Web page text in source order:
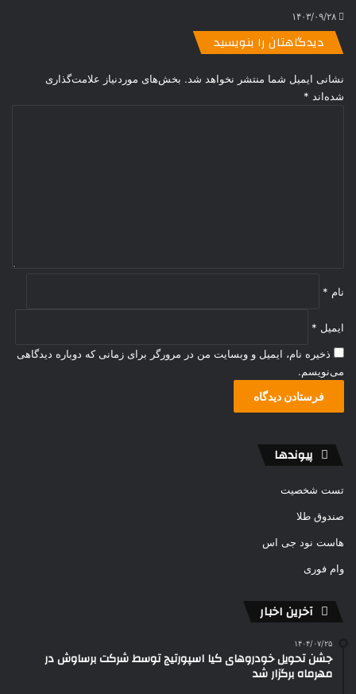
۱۴۰۳/۰۹/۲۸
دیدگاهتان را بنویسید
نشانی ایمیل شما منتشر نخواهد شد. بخش‌های موردنیاز علامت‌گذاری
شده‌اند *
نام *
ایمیل *
ذخیره نام، ایمیل و وبسایت من در مرورگر برای زمانی که دوباره دیدگاهی
می‌نویسم.
پیوندها
تست شخصیت
صندوق طلا
هاست نود جی اس
وام فوری
آخرین اخبار
۱۴۰۴/۰۷/۲۵
جشن تحویل خودروهای کیا اسپورتیج توسط شرکت برساوش در
مهرماه برگزار شد